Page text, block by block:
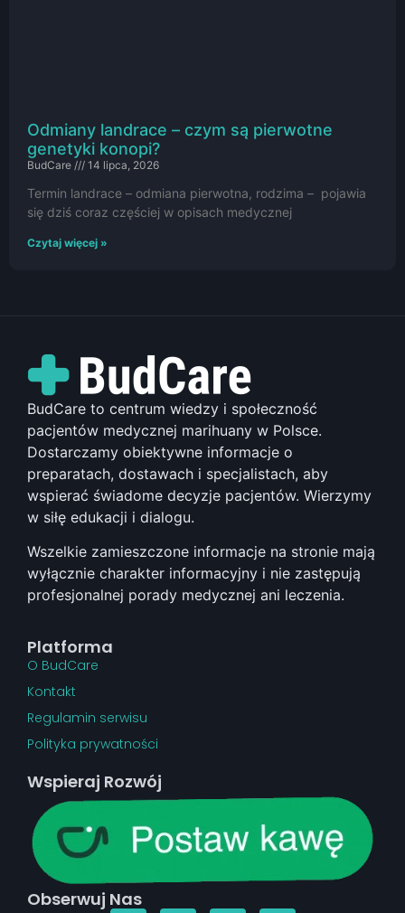
Odmiany landrace – czym są pierwotne
genetyki konopi?
BudCare 14 lipca, 2026
Termin landrace – odmiana pierwotna, rodzima – pojawia
się dziś coraz częściej w opisach medycznej
Czytaj więcej »
BudCare to centrum wiedzy i społeczność
pacjentów medycznej marihuany w Polsce.
Dostarczamy obiektywne informacje o
preparatach, dostawach i specjalistach, aby
wspierać świadome decyzje pacjentów. Wierzymy
w siłę edukacji i dialogu.
Wszelkie zamieszczone informacje na stronie mają
wyłącznie charakter informacyjny i nie zastępują
profesjonalnej porady medycznej ani leczenia.
Platforma
O BudCare
Kontakt
Regulamin serwisu
Polityka prywatności
Wspieraj Rozwój
Obserwuj Nas